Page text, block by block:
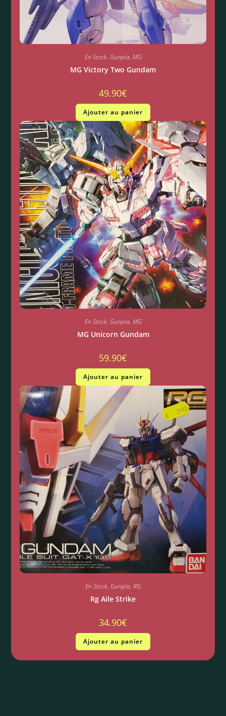
En Stock, Gunpla, MG
MG Victory Two Gundam
49.90€
Ajouter au panier
En Stock, Gunpla, MG
MG Unicorn Gundam
59.90€
Ajouter au panier
En Stock, Gunpla, RG
Rg Aile Strike
34.90€
Ajouter au panier